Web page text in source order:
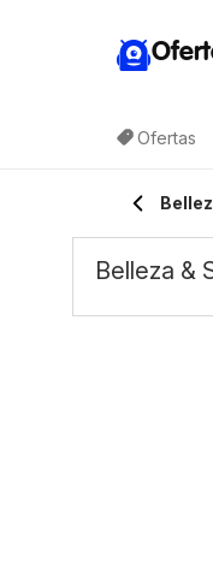
Ofertas
Belleza &